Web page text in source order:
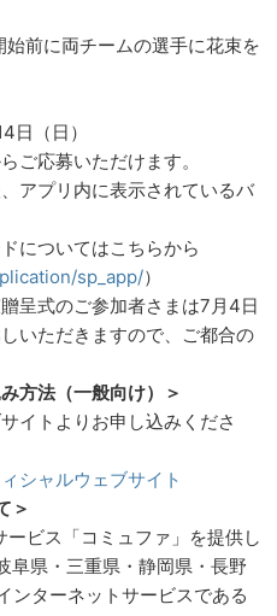
前に両チームの選手に花束を
日（日）
ご応募いただけます。
アプリ内に表示されているバ
についてはこちらから
sp_app/）
呈式のご参加者さまは7月4日
いただきますので、ご都合の
方法（一般向け）＞
イトよりお申し込みくださ
シャルウェブサイト
＞
ビス「コミュファ」を提供し
阜県・三重県・静岡県・長野
ンターネットサービスである